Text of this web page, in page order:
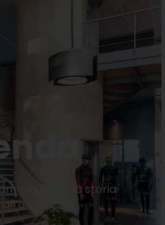
quando la storia